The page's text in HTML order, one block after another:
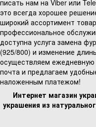
писать нам на Viber или
это всегда хорошее
широкий ассортимент
профессиональное
доступна услуга замена
(925/800) и изменение
осуществляем ежедневную
почта и предлагаем
наложенным платежом!
Интернет магазин
украшения из